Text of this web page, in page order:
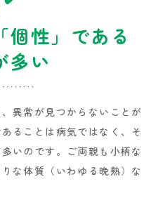
個性」である
多い
異常が見つからないことが
ることは病気ではなく、そ
いのです。ご両親も小柄な
な体質（いわゆる晩熟）な